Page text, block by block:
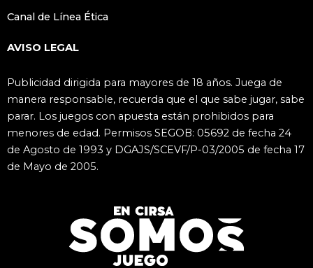
Canal de Línea Ética
AVISO LEGAL
Publicidad dirigida para mayores de 18 años. Juega de
manera responsable, recuerda que el que sabe jugar, sabe
parar. Los juegos con apuesta están prohibidos para
menores de edad. Permisos SEGOB: 05692 de fecha 24
de Agosto de 1993 y DGAJS/SCEVF/P-03/2005 de fecha 17
de Mayo de 2005.